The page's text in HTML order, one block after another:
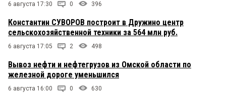
6 августа 17:30 0 396
Константин СУВОРОВ построит в Дружино центр
сельскохозяйственной техники за 564 млн руб.
6 августа 17:05 2 498
Вывоз нефти и нефтегрузов из Омской области по
железной дороге уменьшился
6 августа 16:00 0 630